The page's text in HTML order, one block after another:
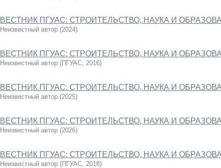
ВЕСТНИК ПГУАС: СТРОИТЕЛЬСТВО, НАУКА И
Неизвестный автор (2024)
ВЕСТНИК ПГУАС: СТРОИТЕЛЬСТВО, НАУКА И
Неизвестный автор (ПГУАС, 2016)
ВЕСТНИК ПГУАС: СТРОИТЕЛЬСТВО, НАУКА И
Неизвестный автор (2025)
ВЕСТНИК ПГУАС: СТРОИТЕЛЬСТВО, НАУКА И
Неизвестный автор (2026)
ВЕСТНИК ПГУАС: СТРОИТЕЛЬСТВО, НАУКА И
Неизвестный автор (ПГУАС, 2018)